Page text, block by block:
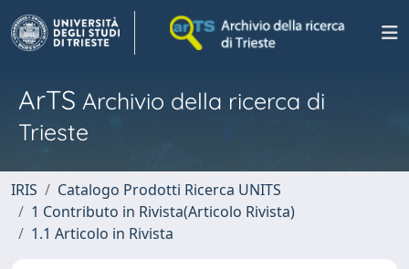
ArTS Archivio della ricerca di
Trieste
IRIS
Catalogo Prodotti Ricerca UNITS
1 Contributo in Rivista(Articolo Rivista)
1.1 Articolo in Rivista